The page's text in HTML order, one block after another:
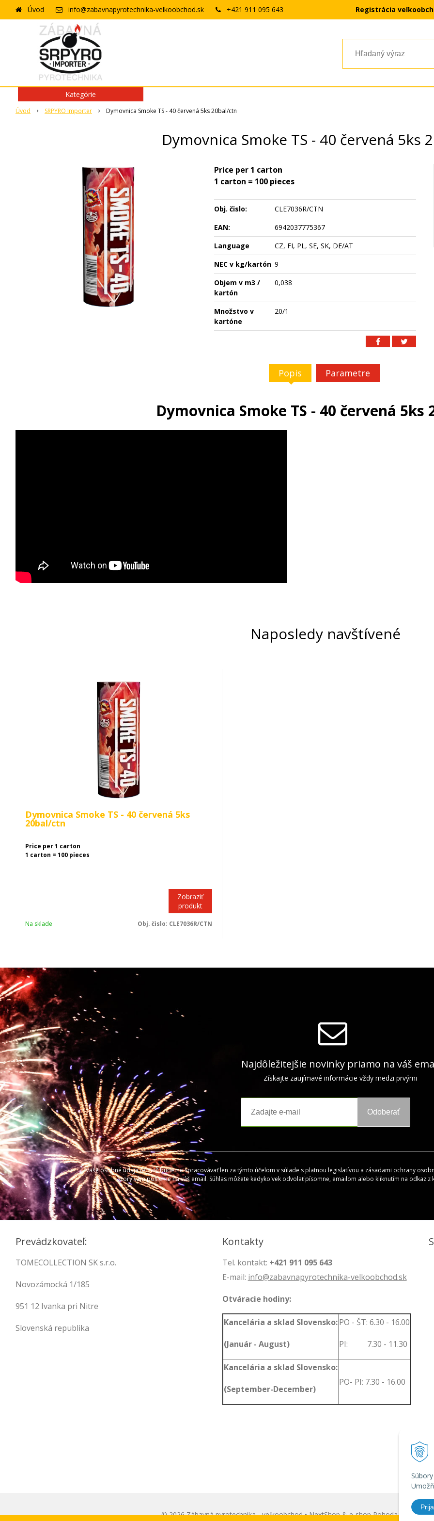
Úvod info@zabavnapyrotechnika-velkoobchod.sk +421 911 095 643 Registrácia
Úvod SRPYRO Importer Dymovnica Smoke TS - 40 červená 5ks 20bal/ctn
Dymovnica Smoke TS - 40 červená 5ks
Price per 1 carton
1 carton = 100 pieces
Obj. čislo:
CLE7036R/CTN
EAN:
6942037775367
Language
CZ, FI, PL, SE, SK, DE/AT
NEC v kg/kartón 9
Objem v m3 /
kartón
0,038
Množstvo v
kartóne
20/1
Popis Parametre
Dymovnica Smoke TS - 40 červená 5ks
Naposledy navštívené
Dymovnica Smoke TS - 40 červená 5ks
20bal/ctn
Price per 1 carton
1 carton = 100 pieces
Zobraziť
produkt
Na sklade Obj. čislo: CLE7036R/CTN
Kategórie
Najdôležitejšie novinky priamo na váš
Získajte zaujímavé informácie vždy medzi prvými
Odoberať
Vaše osobné údaje (email) budeme spracovávať len za týmto účelom v súlade s platnou legislatívou a zásadami ochrany
ktorý vám pošleme na váš email. Súhlas môžete kedykoľvek odvolať písomne, emailom alebo kliknutím na odkaz
Prevádzkovateľ:
TOMECOLLECTION SK s.r.o.
Novozámocká 1/185
951 12 Ivanka pri Nitre
Slovenská republika
Kontakty
Tel. kontakt: +421 911 095 643
E-mail: info@zabavnapyrotechnika-velkoobchod.sk
Otváracie hodiny:
Kancelária a sklad Slovensko:
(Január - August)
PO - ŠT: 6.30 - 16.00
PI: 7.30 - 11.30
Kancelária a sklad Slovensko:
(September-December)
PO- PI: 7.30 - 16.00
© 2026 Zábavná pyrotechnika - veľkoobchod •NextShop&e-shop Pohoda Connector